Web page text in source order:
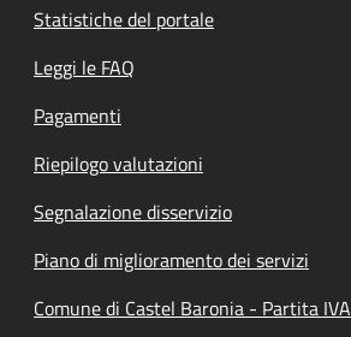
Statistiche del portale
Leggi le FAQ
Pagamenti
Riepilogo valutazioni
Segnalazione disservizio
Piano di miglioramento dei servizi
Comune di Castel Baronia - Partita IVA